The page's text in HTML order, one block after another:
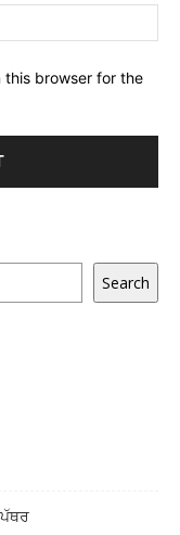
this browser for the
Search
ਪੱਥਰ